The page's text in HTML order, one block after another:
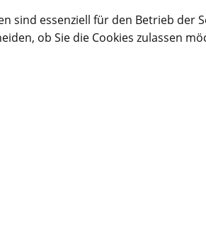
sind essenziell für den Betrieb
ob Sie die Cookies zulassen